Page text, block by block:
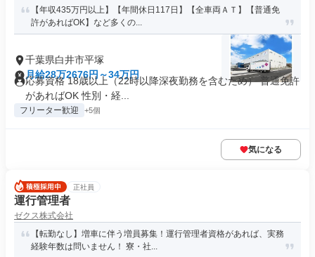
【年収435万円以上】【年間休日117日】【全車両ＡＴ】【普通免
許があればOK】など多くの...
千葉県白井市平塚
月給28万2676円～34万円
応募資格 18歳以上（22時以降深夜勤務を含むため） 普通免許
があればOK 性別・経...
フリーター歓迎 +5個
気になる
正社員
運行管理者
ゼクス株式会社
【転勤なし】増車に伴う増員募集！運行管理者資格があれば、実務
経験年数は問いません！ 寮・社...